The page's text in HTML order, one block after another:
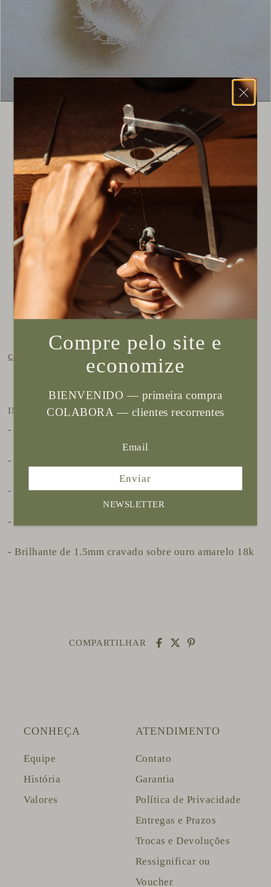
Solitário Ponto
R$ 2.650,00
SIZE
QUANT.
calcular frete
INFORMAÇÃO DO PRODUTO
- Acabamento fosco
- Fio redondo de 1.8 mm
- prata 950.
- Parte interna acabamento brilhante .
- Brilhante de 1.5mm cravado sobre ouro amarelo 18k
COMPARTILHAR
CONHEÇA
Equipe
História
Valores
ATENDIMENTO
Contato
Garantia
Política de Privacidade
Entregas e Prazos
Trocas e Devoluções
Ressignificar ou
Voucher
Compre pelo site e
economize
BIENVENIDO — primeira compra
COLABORA — clientes recorrentes
Enviar
NEWSLETTER